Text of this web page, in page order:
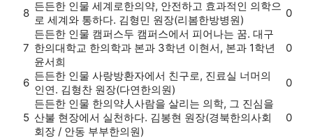
8
든든한 인물 세계로한의약, 안전하고 효과적인 의학으
로 세계와 통하다. 김형민 원장(리봄한방병원)
0
7
든든한 인물 캠퍼스두 캠퍼스에서 피어나는 꿈. 대구
한의대학교 한의학과 본과 3학년 이현서, 본과 1학년
윤서희
0
6
든든한 인물 사랑방환자에서 친구로, 진료실 너머의
인연. 김형찬 원장(다연한의원)
0
5
든든한 인물 한의약人사람을 살리는 의학, 그 진심을
산불 현장에서 실천하다. 김봉현 원장(경북한의사회
회장 / 안동 부부한의원)
0